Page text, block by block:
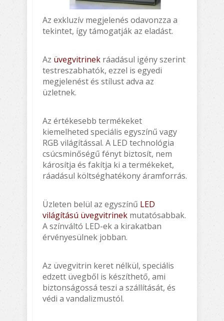
Az exkluzív megjelenés odavonzza a
tekintet, így támogatják az eladást.
Az üvegvitrinek ráadásul igény szerint
testreszabhatók, ezzel is egyedi
megjelenést és stílust adva az
üzletnek.
Az értékesebb termékeket
kiemelheted speciális egyszínű vagy
RGB világítással. A LED technológia
csúcsminőségű fényt biztosít, nem
károsítja és fakítja ki a termékeket,
ráadásul költséghatékony áramforrás.
Üzleten belül az egyszínű LED
világítású üvegvitrinek mutatósabbak.
A színváltó LED-ek a kirakatban
érvényesülnek jobban.
Az üvegvitrin keret nélkül, speciális
edzett üvegből is készíthető, ami
biztonságossá teszi a szállítását, és
védi a vandalizmustól.